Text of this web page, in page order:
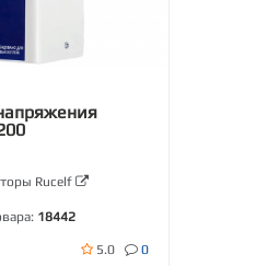
Rucelf
18442
5.0 0